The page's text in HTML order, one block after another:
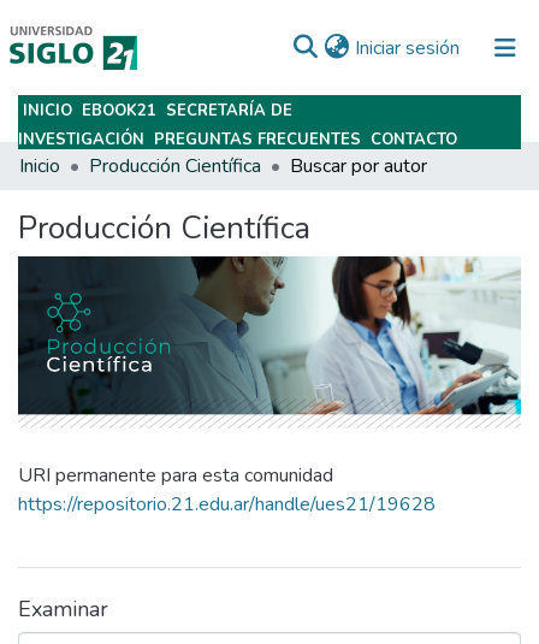
Iniciar sesión (current)
Subir
INICIO EBOOK21 SECRETARÍA DE
INVESTIGACIÓN PREGUNTAS FRECUENTES CONTACTO
Inicio Producción Científica Buscar por autor
Producción Científica
URI permanente para esta comunidad
https://repositorio.21.edu.ar/handle/ues21/19628
Examinar